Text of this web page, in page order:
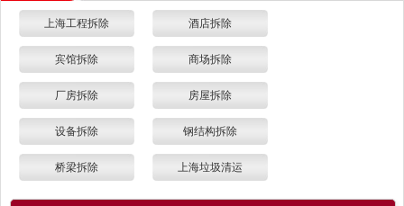
上海工程拆除 酒店拆除
宾馆拆除 商场拆除
厂房拆除 房屋拆除
设备拆除 钢结构拆除
桥梁拆除 上海垃圾清运